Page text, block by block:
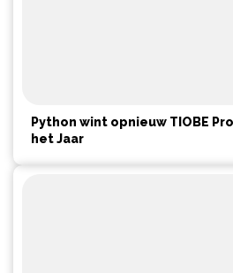
Python wint opnieuw TIOBE
het Jaar